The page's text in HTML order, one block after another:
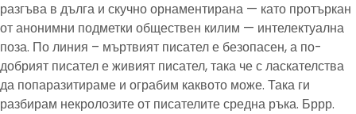
разгъва в дълга и скучно орнаментирана — като протъркан
от анонимни подметки обществен килим — интелектуална
поза. По линия – мъртвият писател е безопасен, а по-
добрият писател е живият писател, така че с ласкателства
да попаразитираме и ограбим каквото може. Така ги
разбирам некролозите от писателите средна ръка. Бррр.